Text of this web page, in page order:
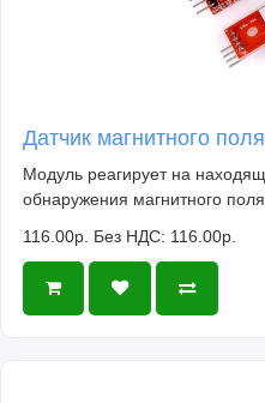
Датчик магнитного
Модуль реагирует на
обнаружения магнитного поля
116.00р. Без НДС: 116.00р.